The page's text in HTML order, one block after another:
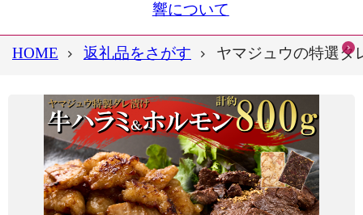
響について
HOME 返礼品をさがす ヤマジュウの特選タ